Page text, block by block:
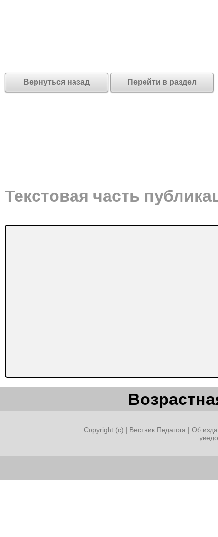
Вернуться назад Перейти в раздел
Текстовая часть
Copyright (c) | Вестник Педагога | Об